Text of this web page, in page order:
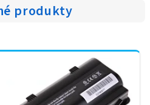
produkty